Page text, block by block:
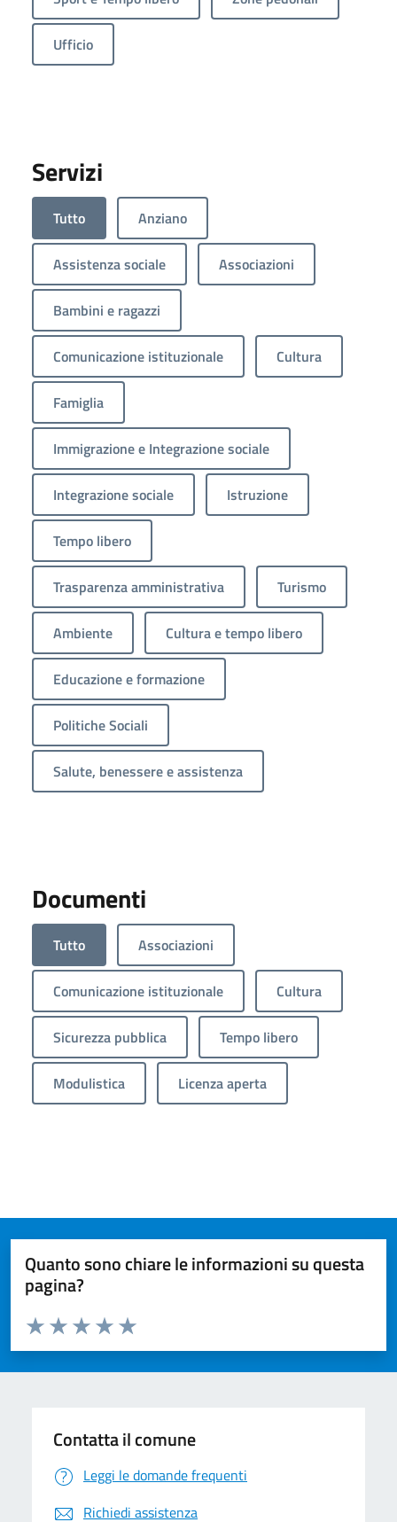
Ufficio
Servizi
Tutto Anziano
Assistenza sociale Associazioni
Bambini e ragazzi
Comunicazione istituzionale Cultura
Famiglia
Immigrazione e Integrazione sociale
Integrazione sociale Istruzione
Tempo libero
Trasparenza amministrativa Turismo
Ambiente Cultura e tempo libero
Educazione e formazione
Politiche Sociali
Salute, benessere e assistenza
Documenti
Tutto Associazioni
Comunicazione istituzionale Cultura
Sicurezza pubblica Tempo libero
Modulistica Licenza aperta
Quanto sono chiare le informazioni su questa
pagina?
Valuta da 1 a 5 stelle la pagina
Valuta 5 stelle su 5
Valuta 4 stelle su 5
Valuta 3 stelle su 5
Valuta 2 stelle su 5
Valuta 1 stelle su 5
Contatta il comune
Leggi le domande frequenti
Richiedi assistenza